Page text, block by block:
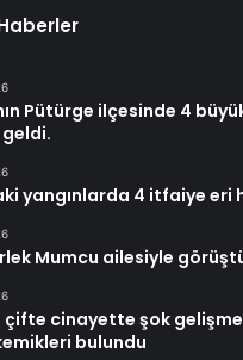
Pütürge ilçesinde 4
yangınlarda 4 itfaiye eri
Mumcu ailesiyle
çifte cinayette şok
bulundu